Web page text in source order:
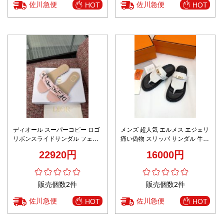
佐川急便 HOT 佐川急便 HOT
ディオール スーパーコピー ロゴ
リボンスライドサンダル フェミ
22920円
販売個数2件
佐川急便 HOT
メンズ 超人気 エルメス エジェリ
痛い偽物 スリッパ サンダル 牛革
16000円
販売個数2件
佐川急便 HOT